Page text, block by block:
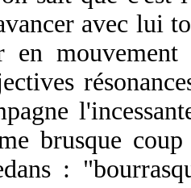
avec lui
en
brusque
: